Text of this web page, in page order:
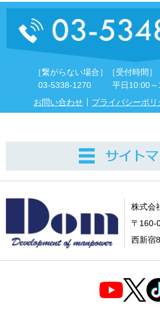
［繋がらない場合］
03-5338-1270
［受付時間］
平日10:00
お問い合わせ
プライバシーポリ
株式会
〒160-
西新宿